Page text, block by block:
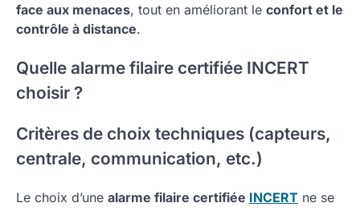
face aux menaces, tout en améliorant le confort et le
contrôle à distance.
Quelle alarme filaire certifiée INCERT
choisir ?
Critères de choix techniques (capteurs,
centrale, communication, etc.)
Le choix d’une alarme filaire certifiée INCERT ne se